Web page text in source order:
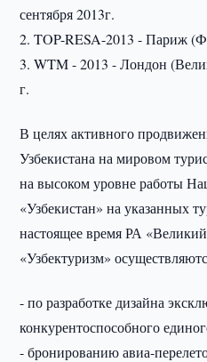
сентября 2013г.
2. TOP-RESA-2013 - Париж
3. WTM - 2013 - Лондон
г.
В целях активного
Узбекистана на мировом
на высоком уровне работы
«Узбекистан» на указанных
настоящее время РА
«Узбектуризм»
- по разработке дизайна
конкурентоспособного
- бронированию авиа-